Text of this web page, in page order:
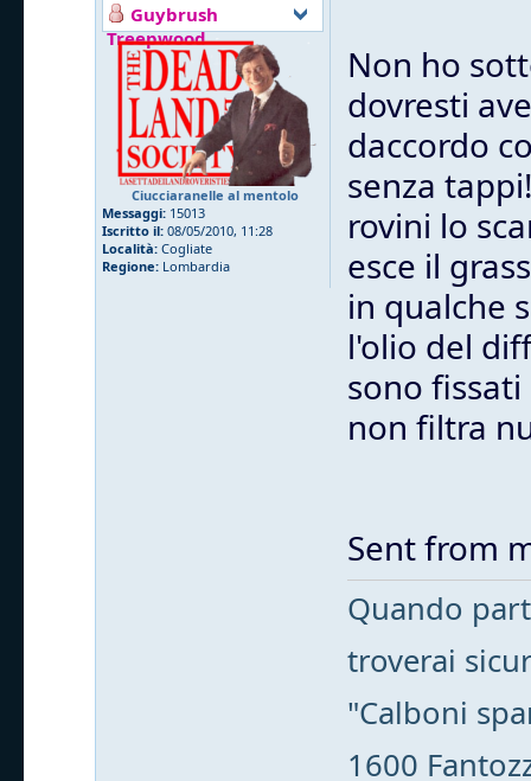
Guybrush
Treepwood
Ciucciaranelle al mentolo
Messaggi: 15013
Iscritto il: 08/05/2010, 11:28
Località: Cogliate
Regione: Lombardia
Non ho
dovresti
daccordo
senza
rovini lo
esce il
in qualche
l'olio del
sono
non filtra
Sent from
Quando
troverai
"Calboni
1600